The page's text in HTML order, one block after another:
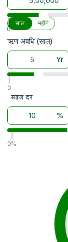
उठाने की क्षमता
पॉइंट लिंकेज
हाइड्रॉलिक कंट्रोल
टायर साइज
व्हील ड्राइव
वारंटी
एक्सेसरीज
बैटरी
अल्टरनेटर
|
0
साल महीने
ऋण अवधि (साल)
Yr
0
ब्याज दर
%
0%